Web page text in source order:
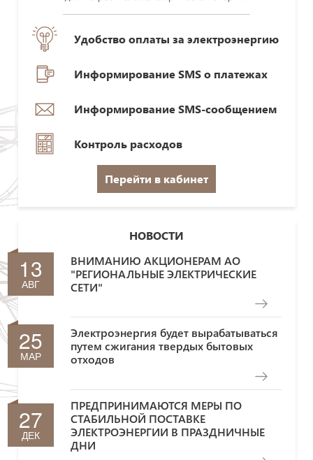
Удобство оплаты за электроэнергию
Информирование SMS о платежах
Информирование SMS-сообщением
Контроль расходов
Перейти в кабинет
НОВОСТИ
13
АВГ
ВНИМАНИЮ АКЦИОНЕРАМ АО
"РЕГИОНАЛЬНЫЕ ЭЛЕКТРИЧЕСКИЕ
СЕТИ"
25
МАР
Электроэнергия будет вырабатываться
путем сжигания твердых бытовых
отходов
27
ДЕК
ПРЕДПРИНИМАЮТСЯ МЕРЫ ПО
СТАБИЛЬНОЙ ПОСТАВКЕ
ЭЛЕКТРОЭНЕРГИИ В ПРАЗДНИЧНЫЕ
ДНИ